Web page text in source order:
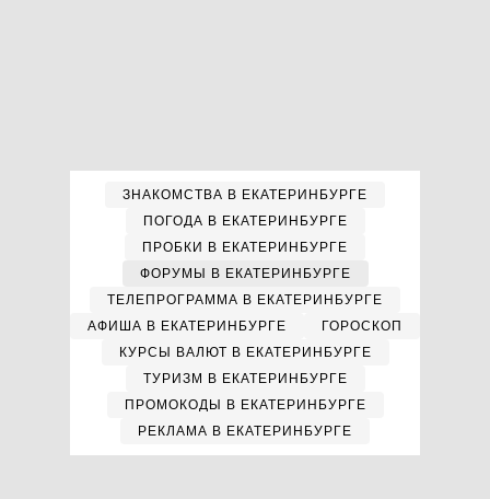
ЗНАКОМСТВА В ЕКАТЕРИНБУРГЕ
ПОГОДА В ЕКАТЕРИНБУРГЕ
ПРОБКИ В ЕКАТЕРИНБУРГЕ
ФОРУМЫ В ЕКАТЕРИНБУРГЕ
ТЕЛЕПРОГРАММА В ЕКАТЕРИНБУРГЕ
АФИША В ЕКАТЕРИНБУРГЕ
ГОРОСКОП
КУРСЫ ВАЛЮТ В ЕКАТЕРИНБУРГЕ
ТУРИЗМ В ЕКАТЕРИНБУРГЕ
ПРОМОКОДЫ В ЕКАТЕРИНБУРГЕ
РЕКЛАМА В ЕКАТЕРИНБУРГЕ